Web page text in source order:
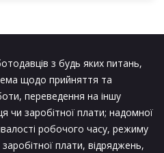
з будь яких питань,
щодо прийняття та
переведення на іншу
чи заробітної плати; надомної
робочого часу, режиму
плати, відряджень,